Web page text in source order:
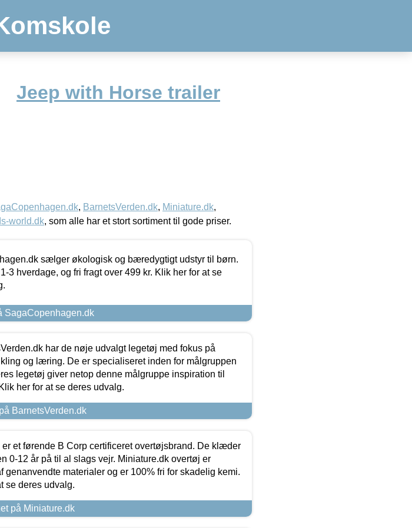
Jeep with Horse trailer
, BarnetsVerden.dk, Miniature.dk,
world.dk, som alle har et stort sortiment til gode priser.
sælger økologisk og bæredygtigt udstyr til børn.
3 hverdage, og fri fragt over 499 kr. Klik her for at se
SagaCopenhagen.dk
har de nøje udvalgt legetøj med fokus på
og læring. De er specialiseret inden for målgruppen
legetøj giver netop denne målgruppe inspiration til
her for at se deres udvalg.
BarnetsVerden.dk
er et førende B Corp certificeret overtøjsbrand. De klæder
0-12 år på til al slags vejr. Miniature.dk overtøj er
genanvendte materialer og er 100% fri for skadelig kemi.
se deres udvalg.
på Miniature.dk